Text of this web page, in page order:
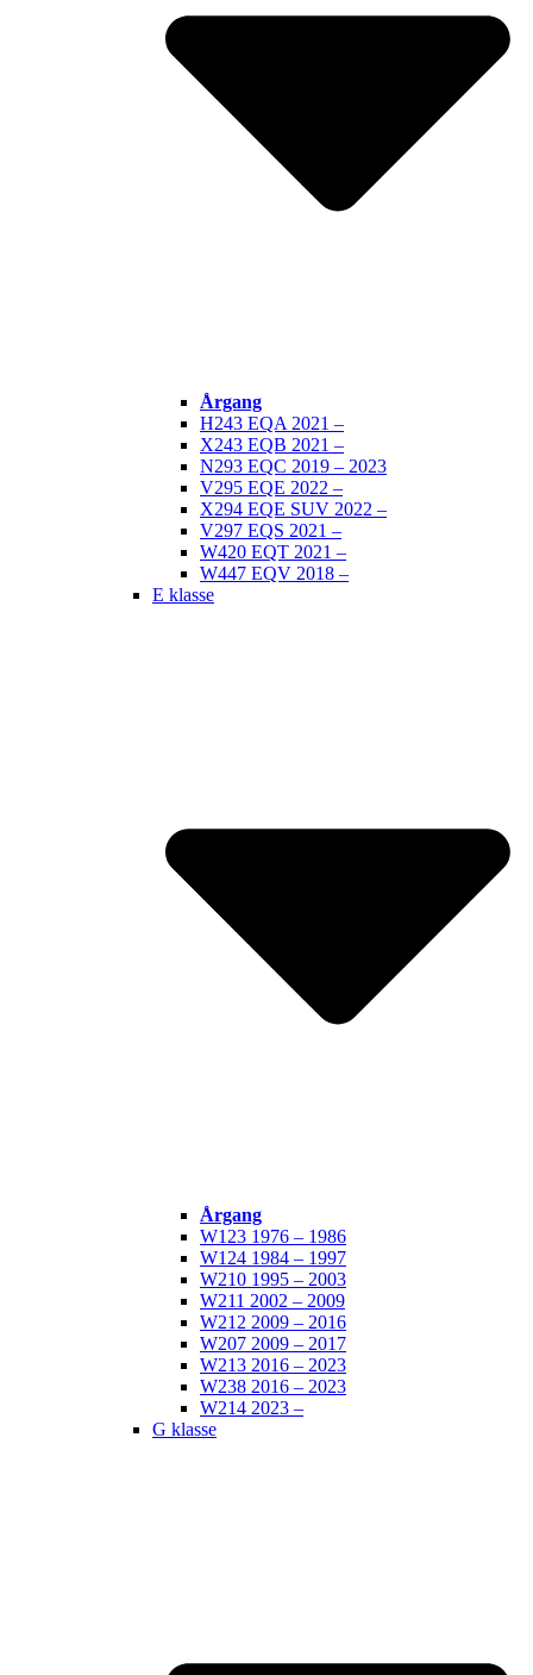
Årgang
H243 EQA 2021 –
X243 EQB 2021 –
N293 EQC 2019 – 2023
V295 EQE 2022 –
X294 EQE SUV 2022 –
V297 EQS 2021 –
W420 EQT 2021 –
W447 EQV 2018 –
E klasse
Årgang
W123 1976 – 1986
W124 1984 – 1997
W210 1995 – 2003
W211 2002 – 2009
W212 2009 – 2016
W207 2009 – 2017
W213 2016 – 2023
W238 2016 – 2023
W214 2023 –
G klasse